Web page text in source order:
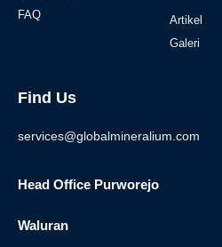
FAQ
Artikel
Galeri
Find Us
services@globalmineralium.com
Head Office Purworejo
Waluran